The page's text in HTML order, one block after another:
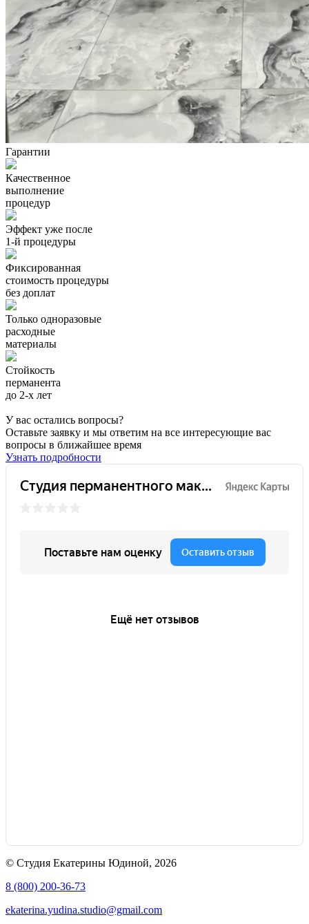
Гарантии
Качественное
выполнение
процедур
Эффект уже после
1-й процедуры
Фиксированная
стоимость процедуры
без доплат
Только одноразовые
расходные
материалы
Стойкость
перманента
до 2-х лет
У вас остались вопросы?
Оставьте заявку и мы ответим на все интересующие вас
вопросы в ближайшее время
Узнать подробности
© Студия Екатерины Юдиной, 2026
8 (800) 200-36-73
ekaterina.yudina.studio@gmail.com